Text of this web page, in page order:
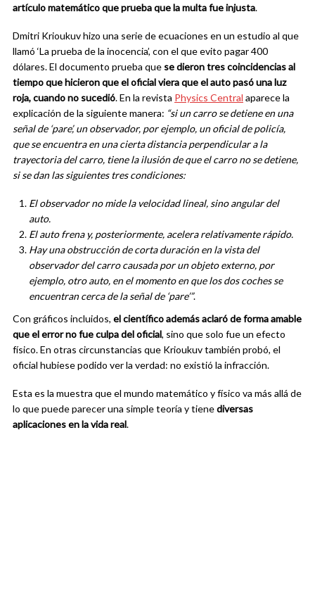
artículo matemático que prueba que la multa fue injusta.
Dmitri Krioukuv hizo una serie de ecuaciones en un estudio al que
llamó ‘La prueba de la inocencia’, con el que evito pagar 400
dólares. El documento prueba que se dieron tres coincidencias al
tiempo que hicieron que el oficial viera que el auto pasó una luz
roja, cuando no sucedió.En la revista Physics Central aparece la
explicación de la siguiente manera: “si un carro se detiene en una
señal de ‘pare’, un observador, por ejemplo, un oficial de policía,
que se encuentra en una cierta distancia perpendicular a la
trayectoria del carro, tiene la ilusión de que el carro no se detiene,
si se dan las siguientes tres condiciones:
El observador no mide la velocidad lineal, sino angular del
auto.
El auto frena y, posteriormente, acelera relativamente rápido.
Hay una obstrucción de corta duración en la vista del
observador del carro causada por un objeto externo, por
ejemplo, otro auto, en el momento en que los dos coches se
encuentran cerca de la señal de ‘pare’”.
Con gráficos incluidos, el científico además aclaró de forma amable
que el error no fue culpa del oficial, sino que solo fue un efecto
físico. En otras circunstancias que Krioukuv también probó, el
oficial hubiese podido ver la verdad: no existió la infracción.
Esta es la muestra que el mundo matemático y físico va más allá de
lo que puede parecer una simple teoría y tienediversas
aplicaciones en la vida real.